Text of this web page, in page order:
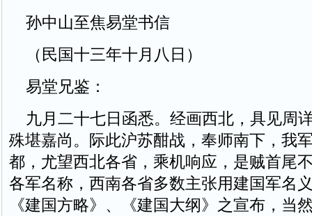
孙中山至焦易堂书信
（民国十三年十月八日）
易堂兄鉴：
九月二十七日函悉。经画西北，具见周
殊堪嘉尚。际此沪苏酣战，奉师南下，我
都，尤望西北各省，乘机响应，是贼首尾
各军名称，西南各省多数主张用建国军名
《建国方略》、《建国大纲》之宣布，当